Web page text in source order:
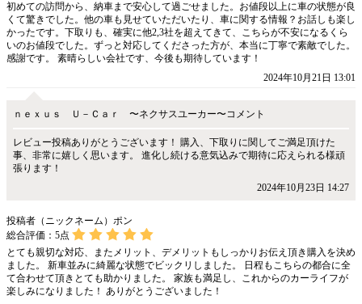
初めての訪問から、納車まで安心して過ごせました。お値段以上に車の状態が良
くて驚きでした。他の車も見せていただいたり、車に関する情報？お話しも楽し
かったです。下取りも、確実に他2,3社を超えてきて、こちらが不安になるくら
いのお値段でした。ずっと対応してくださった方が、本当に丁寧で素敵でした。
感謝です。 素晴らしい会社です、今後も期待しています！
2024年10月21日 13:01
ｎｅｘｕｓ Ｕ－Ｃａｒ 〜ネクサスユーカー〜コメント
レビュー投稿ありがとうございます！ 購入、下取りに関してご満足頂けた
事、非常に嬉しく思います。 進化し続ける意気込みで期待に応えられる様頑
張ります！
2024年10月23日 14:27
投稿者（ニックネーム）ポン
総合評価： 5点
とても親切な対応、またメリット、デメリットもしっかりお伝え頂き購入を決め
ました。 新車並みに綺麗な状態でビックリしました。 日程もこちらの都合に全
て合わせて頂きとても助かりました。 家族も満足し、これからのカーライフが
楽しみになりました！ ありがとうございました！